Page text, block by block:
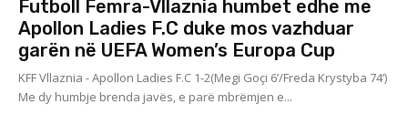
Futboll Femra-Vllaznia humbet edhe me
Apollon Ladies F.C duke mos vazhduar
garën në UEFA Women’s Europa Cup
KFF Vllaznia - Apollon Ladies F.C 1-2(Megi Goçi 6’/Freda Krystyba 74’)
Me dy humbje brenda javës, e parë mbrëmjen e...